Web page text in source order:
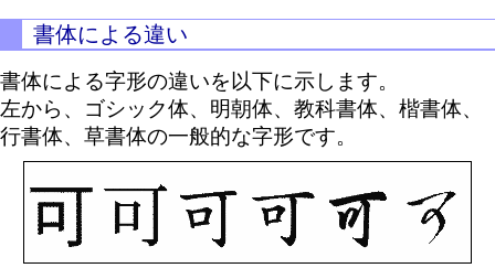
書体による違い
書体による字形の違いを以下に示します。
左から、ゴシック体、明朝体、教科書体、楷書体、
行書体、草書体の一般的な字形です。